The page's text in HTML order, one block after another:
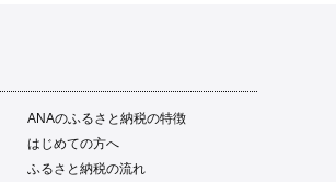
ANAのふるさと納税の特徴
はじめての方へ
ふるさと納税の流れ